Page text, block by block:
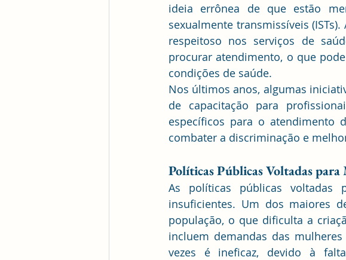
ideia errônea de que estão
sexualmente transmissíveis
respeitoso nos serviços de
procurar atendimento, o que
condições de saúde.
Nos últimos anos, algumas
de capacitação para
específicos para o atendimento
combater a discriminação e
Políticas Públicas Voltadas para
As políticas públicas voltadas
insuficientes. Um dos maiores
população, o que dificulta a
incluem demandas das
vezes é ineficaz, devido à